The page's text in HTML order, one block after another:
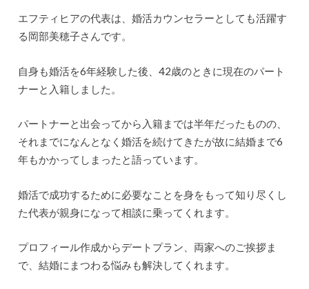
エフティヒアの代表は、婚活カウンセラーとしても活躍す
る岡部美穂子さんです。
自身も婚活を6年経験した後、42歳のときに現在のパート
ナーと入籍しました。
パートナーと出会ってから入籍までは半年だったものの、
それまでになんとなく婚活を続けてきたが故に結婚まで6
年もかかってしまったと語っています。
婚活で成功するために必要なことを身をもって知り尽くし
た代表が親身になって相談に乗ってくれます。
プロフィール作成からデートプラン、両家へのご挨拶ま
で、結婚にまつわる悩みも解決してくれます。